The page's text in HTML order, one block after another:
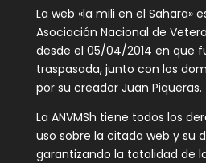
La web «la mili en el Sahara»
Asociación Nacional de
desde el 05/04/2014 en que
traspasada, junto con los
por su creador Juan Piqueras.
La ANVMSh tiene todos los
uso sobre la citada web y su
garantizando la totalidad de